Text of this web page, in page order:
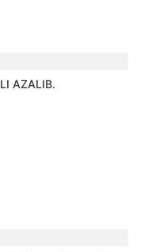
AZALIB.